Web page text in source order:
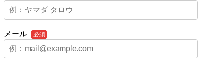
メール 必須